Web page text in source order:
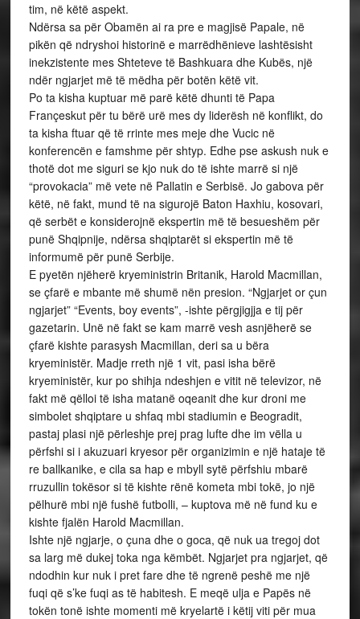
tim, në këtë aspekt.
Ndërsa sa për Obamën ai ra pre e magjisë Papale, në
pikën që ndryshoi historinë e marrëdhënieve lashtësisht
inekzistente mes Shteteve të Bashkuara dhe Kubës, një
ndër ngjarjet më të mëdha për botën këtë vit.
Po ta kisha kuptuar më parë këtë dhunti të Papa
Françeskut për tu bërë urë mes dy liderësh në konflikt, do
ta kisha ftuar që të rrinte mes meje dhe Vucic në
konferencën e famshme për shtyp. Edhe pse askush nuk e
thotë dot me siguri se kjo nuk do të ishte marrë si një
“provokacia” më vete në Pallatin e Serbisë. Jo gabova për
këtë, në fakt, mund të na sigurojë Baton Haxhiu, kosovari,
që serbët e konsiderojnë ekspertin më të besueshëm për
punë Shqipnije, ndërsa shqiptarët si ekspertin më të
informumë për punë Serbije.
E pyetën njëherë kryeministrin Britanik, Harold Macmillan,
se çfarë e mbante më shumë nën presion. “Ngjarjet or çun
ngjarjet” “Events, boy events”, -ishte përgjigjja e tij për
gazetarin. Unë në fakt se kam marrë vesh asnjëherë se
çfarë kishte parasysh Macmillan, deri sa u bëra
kryeministër. Madje rreth një 1 vit, pasi isha bërë
kryeministër, kur po shihja ndeshjen e vitit në televizor, në
fakt më qëlloi të isha matanë oqeanit dhe kur droni me
simbolet shqiptare u shfaq mbi stadiumin e Beogradit,
pastaj plasi një përleshje prej prag lufte dhe im vëlla u
përfshi si i akuzuari kryesor për organizimin e një hataje të
re ballkanike, e cila sa hap e mbyll sytë përfshiu mbarë
rruzullin tokësor si të kishte rënë kometa mbi tokë, jo një
pëlhurë mbi një fushë futbolli, – kuptova më në fund ku e
kishte fjalën Harold Macmillan.
Ishte një ngjarje, o çuna dhe o goca, që nuk ua tregoj dot
sa larg më dukej toka nga këmbët. Ngjarjet pra ngjarjet, që
ndodhin kur nuk i pret fare dhe të ngrenë peshë me një
fuqi që s’ke fuqi as të habitesh. E meqë ulja e Papës në
tokën tonë ishte momenti më kryelartë i këtij viti për mua